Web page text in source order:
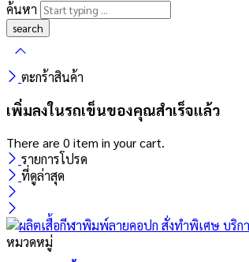
ค้นหา
ตะกร้าสินค้า
เพิ่มลงในรถเข็นของคุณสำเร็จแล้ว
There are 0 item in your cart.
รายการโปรด
ที่ดูล่าสุด
หมวดหมู่